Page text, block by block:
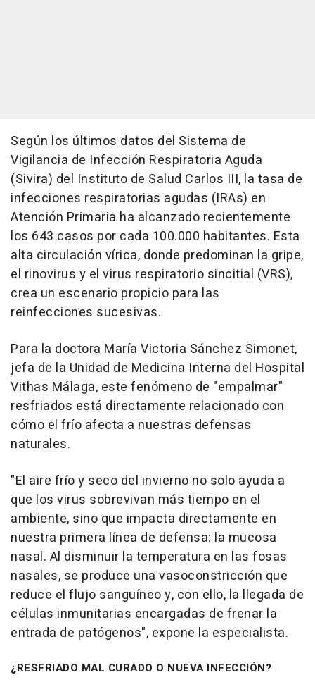
Según los últimos datos del Sistema de
Vigilancia de Infección Respiratoria Aguda
(Sivira) del Instituto de Salud Carlos III, la tasa de
infecciones respiratorias agudas (IRAs) en
Atención Primaria ha alcanzado recientemente
los 643 casos por cada 100.000 habitantes. Esta
alta circulación vírica, donde predominan la gripe,
el rinovirus y el virus respiratorio sincitial (VRS),
crea un escenario propicio para las
reinfecciones sucesivas.
Para la doctora María Victoria Sánchez Simonet,
jefa de la Unidad de Medicina Interna del Hospital
Vithas Málaga, este fenómeno de "empalmar"
resfriados está directamente relacionado con
cómo el frío afecta a nuestras defensas
naturales.
"El aire frío y seco del invierno no solo ayuda a
que los virus sobrevivan más tiempo en el
ambiente, sino que impacta directamente en
nuestra primera línea de defensa: la mucosa
nasal. Al disminuir la temperatura en las fosas
nasales, se produce una vasoconstricción que
reduce el flujo sanguíneo y, con ello, la llegada de
células inmunitarias encargadas de frenar la
entrada de patógenos", expone la especialista.
¿RESFRIADO MAL CURADO O NUEVA INFECCIÓN?